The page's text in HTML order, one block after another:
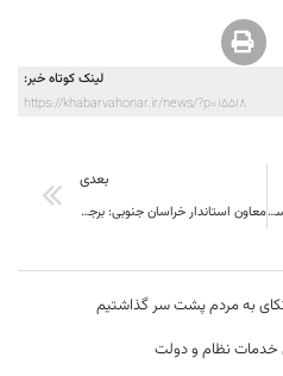
لینک کوتاه خبر:
https://khabarvahonar.ir/news/?p=15518
شفیعی : نرگس خوسف بی نظیر است ،اختصاص ۳ میلیارد تسهیلات به نرگس کاران شهرستان
بعدی
معاون استاندار خراسان جنوبی: برجسته کردن مشکلات شاهکار نیست
به مردم پشت سر گذاشتیم
خدمات نظام و دولت